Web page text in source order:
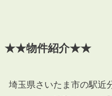
★★物件紹介★★
埼玉県さいたま市の駅近